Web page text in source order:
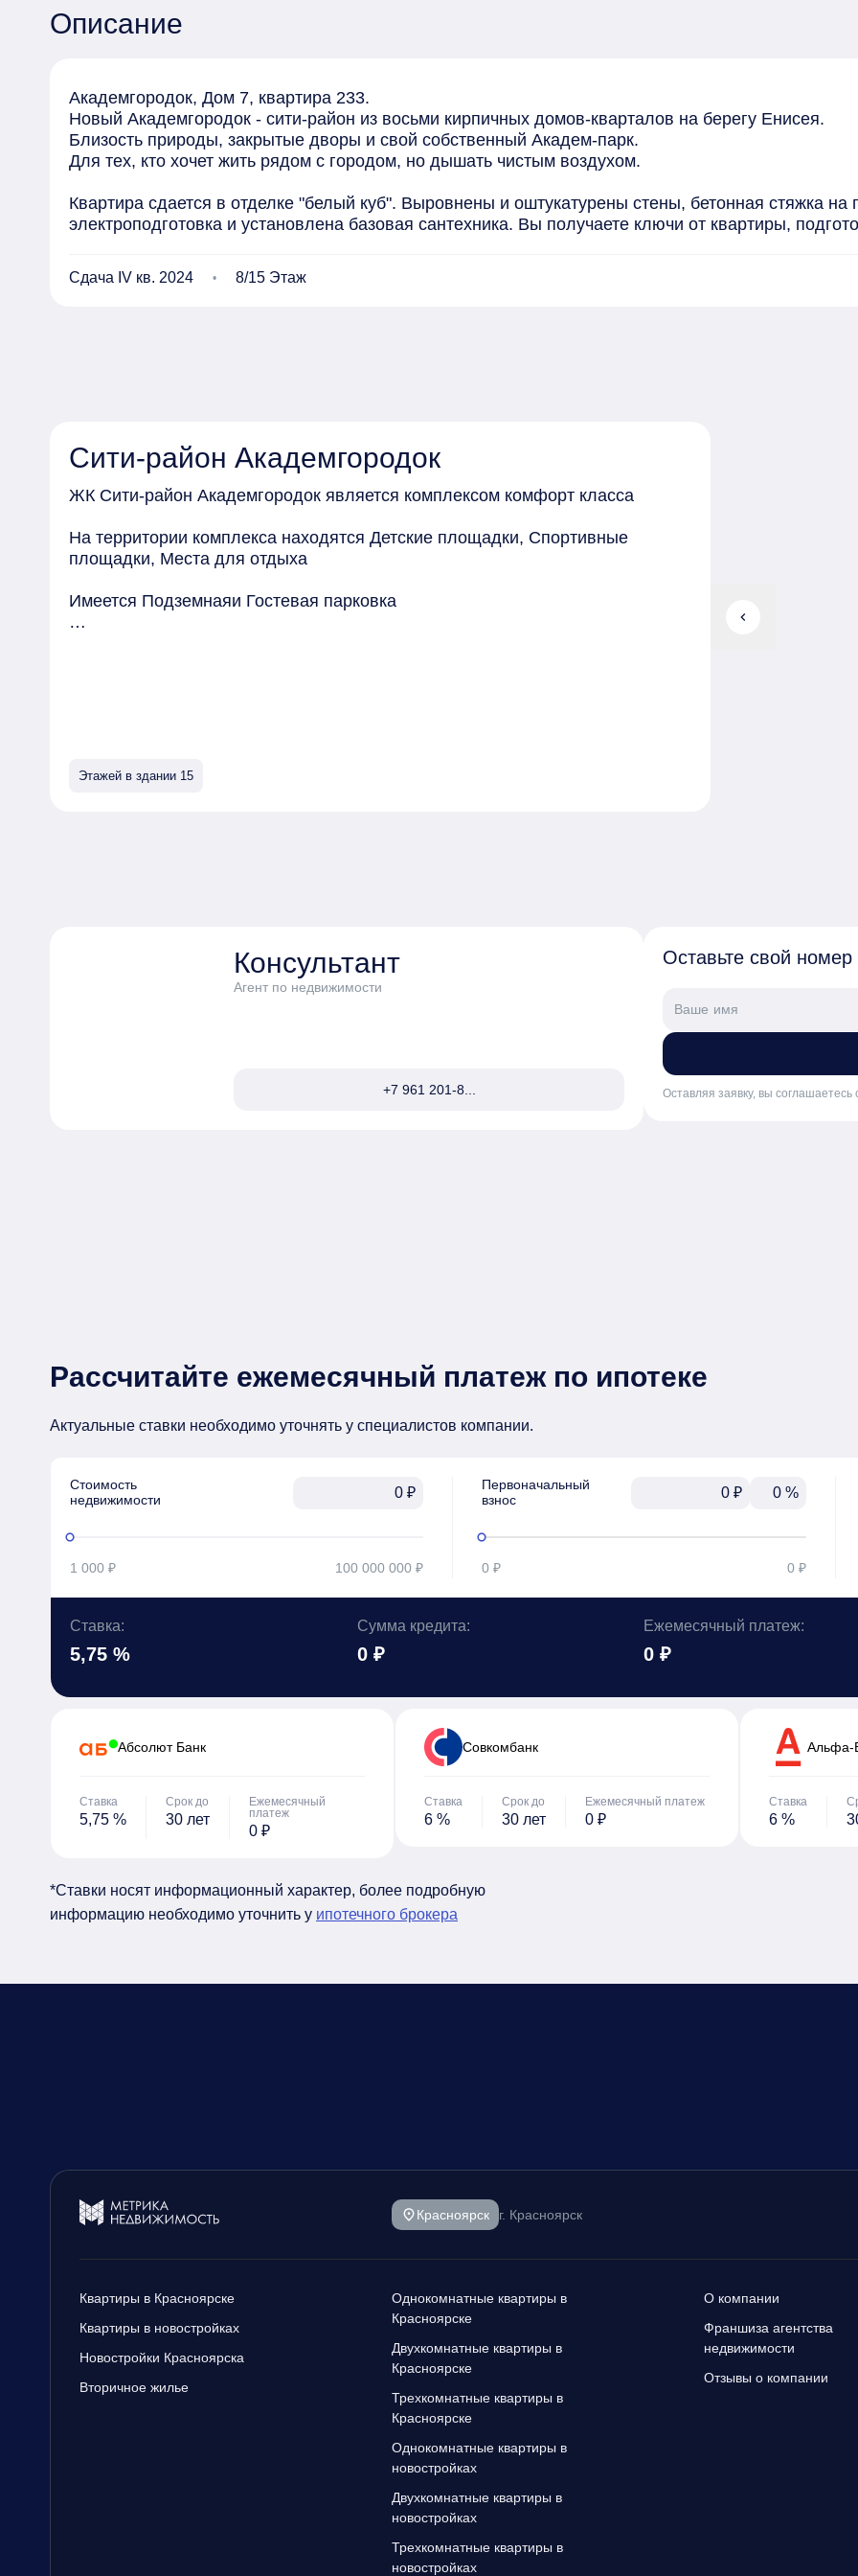
Описание
Академгородок, Дом 7, квартира 233.
Новый Академгородок - сити-район из восьми кирпичных домов-кварталов на берегу Енисея.
Близость природы, закрытые дворы и свой собственный Академ-парк.
Для тех, кто хочет жить рядом с городом, но дышать чистым воздухом.
Квартира сдается в отделке "белый куб". Выровнены и оштукатурены стены, бетонная стяжка на
электроподготовка и установлена базовая сантехника. Вы получаете ключи от квартиры,
Сдача IV кв. 2024 8/15 Этаж
Сити-район Академгородок
ЖК Сити-район Академгородок является комплексом комфорт класса
На территории комплекса находятся Детские площадки, Спортивные
площадки, Места для отдыха
Имеется Подземнаяи Гостевая парковка
Этажей в здании 15
chevron_left
Консультант
Агент по недвижимости
+7 961 201-8...
Оставьте свой
Оставляя заявку, вы соглашаетесь
Рассчитайте ежемесячный платеж по ипотеке
Актуальные ставки необходимо уточнять у специалистов компании.
Стоимость
недвижимости
₽
1 000 ₽ 100 000 000 ₽
Первоначальный
взнос
₽ %
0 ₽ 0 ₽
Ставка:
5,75 %
Сумма кредита:
0 ₽
Ежемесячный платеж:
0 ₽
Абсолют Банк
Ставка
5,75 %
Срок до
30 лет
Ежемесячный
платеж
0 ₽
Cовкомбанк
Ставка
6 %
Срок до
30 лет
Ежемесячный платеж
0 ₽
Альфа-
Ставка
6 %
*Ставки носят информационный характер, более подробную
информацию необходимо уточнить у ипотечного брокера
Красноярск г. Красноярск
Квартиры в Красноярске
Квартиры в новостройках
Новостройки Красноярска
Вторичное жилье
Однокомнатные квартиры в
Красноярске
Двухкомнатные квартиры в
Красноярске
Трехкомнатные квартиры в
Красноярске
Однокомнатные квартиры в
новостройках
Двухкомнатные квартиры в
новостройках
Трехкомнатные квартиры в
новостройках
О компании
Франшиза агентства
недвижимости
Отзывы о компании